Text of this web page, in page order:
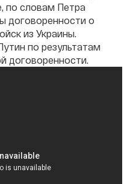
по словам Петра
договоренности о
из Украины.
по результатам
договоренности.